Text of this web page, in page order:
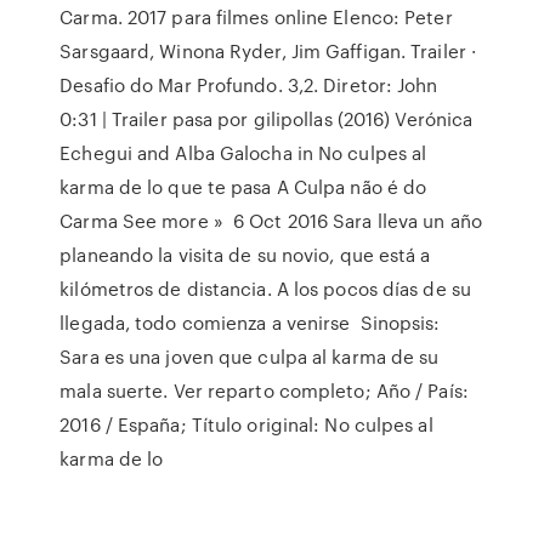
Carma. 2017 para filmes online Elenco: Peter
Sarsgaard, Winona Ryder, Jim Gaffigan. Trailer ·
Desafio do Mar Profundo. 3,2. Diretor: John
0:31 | Trailer pasa por gilipollas (2016) Verónica
Echegui and Alba Galocha in No culpes al
karma de lo que te pasa A Culpa não é do
Carma See more » 6 Oct 2016 Sara lleva un año
planeando la visita de su novio, que está a
kilómetros de distancia. A los pocos días de su
llegada, todo comienza a venirse Sinopsis:
Sara es una joven que culpa al karma de su
mala suerte. Ver reparto completo; Año / País:
2016 / España; Título original: No culpes al
karma de lo